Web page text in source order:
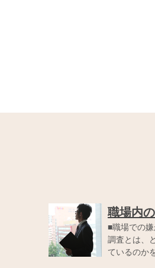
職場内
■職場での
調査とは、
ているのか